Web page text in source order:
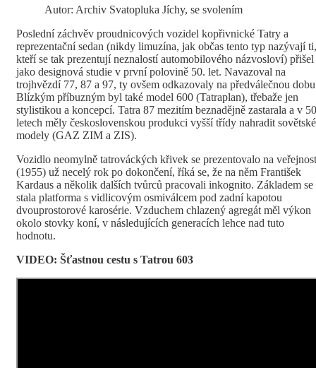
Autor: Archiv Svatopluka Jíchy, se svolením
Poslední záchvěv proudnicových vozidel kopřivnické Tatry a
reprezentační sedan (nikdy limuzína, jak občas tento typ nazývají ti,
kteří se tak prezentují neznalostí automobilového názvosloví) přišel
jako designová studie v první polovině 50. let. Navazoval na
trojhvězdí 77, 87 a 97, ty ovšem odkazovaly na předválečnou
Blízkým příbuzným byl také model 600 (Tatraplan), třebaže jen
stylistikou a koncepcí. Tatra 87 mezitím beznadějně zastarala a v
letech měly československou produkci vyšší třídy nahradit sovětské
modely (GAZ ZIM a ZIS).
Vozidlo neomylně tatrováckých křivek se prezentovalo na
(1955) už necelý rok po dokončení, říká se, že na něm František
Kardaus a několik dalších tvůrců pracovali inkognito. Základem se
stala platforma s vidlicovým osmiválcem pod zadní kapotou
dvouprostorové karosérie. Vzduchem chlazený agregát měl výkon
okolo stovky koní, v následujících generacích lehce nad tuto
hodnotu.
VIDEO: Šťastnou cestu s Tatrou 603